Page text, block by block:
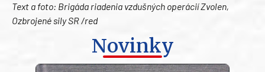
Text a foto: Brigáda riadenia vzdušných operácií Zvolen,
Ozbrojené sily SR /red
Novinky